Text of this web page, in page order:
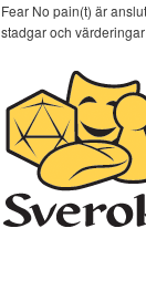
Fear No pain(t) är
stadgar och